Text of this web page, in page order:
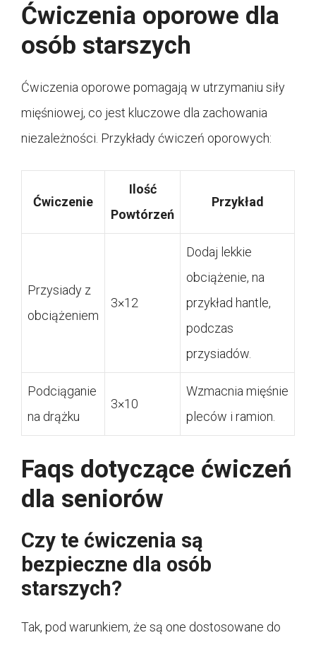
Ćwiczenia oporowe dla
osób starszych
Ćwiczenia oporowe pomagają w utrzymaniu siły
mięśniowej, co jest kluczowe dla zachowania
niezależności. Przykłady ćwiczeń oporowych:
Ćwiczenie
Ilość
Powtórzeń
Przykład
Przysiady z
obciążeniem
3×12
Dodaj lekkie
obciążenie, na
przykład hantle,
podczas
przysiadów.
Podciąganie
na drążku
3×10
Wzmacnia mięśnie
pleców i ramion.
Faqs dotyczące ćwiczeń
dla seniorów
Czy te ćwiczenia są
bezpieczne dla osób
starszych?
Tak, pod warunkiem, że są one dostosowane do